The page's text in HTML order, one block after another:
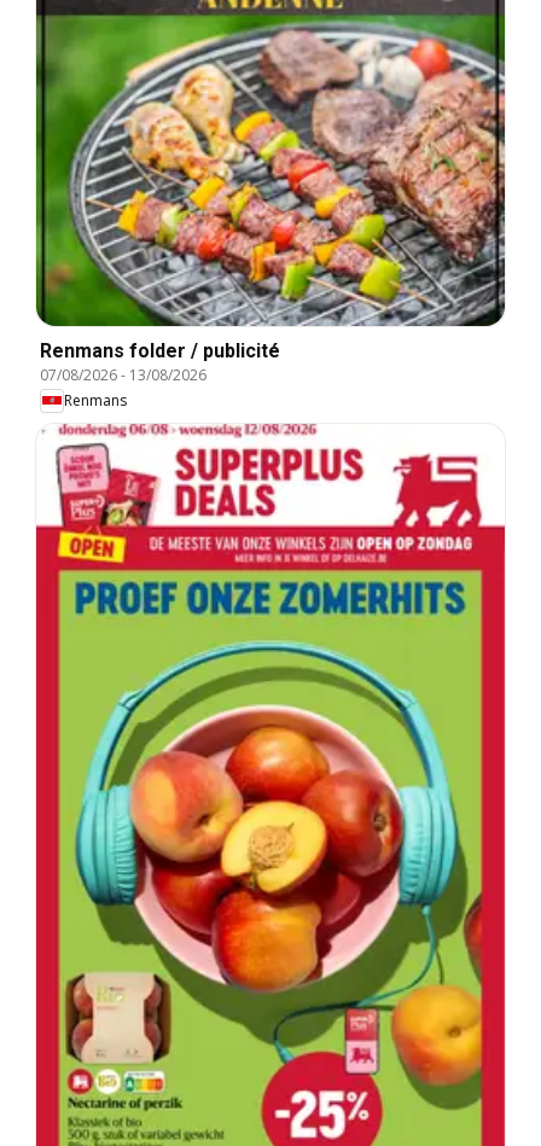
Renmans folder / publicité
07/08/2026- 13/08/2026
Renmans